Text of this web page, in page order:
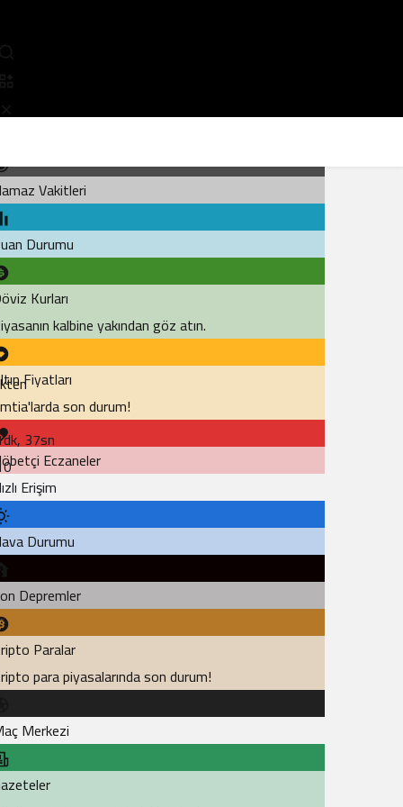
Vakitleri
Durumu
Kurları
kalbine yakından göz atın.
Fiyatları
son durum!
Eczaneler
Erişim
Durumu
Depremler
Paralar
para piyasalarında son durum!
Merkezi
37sn